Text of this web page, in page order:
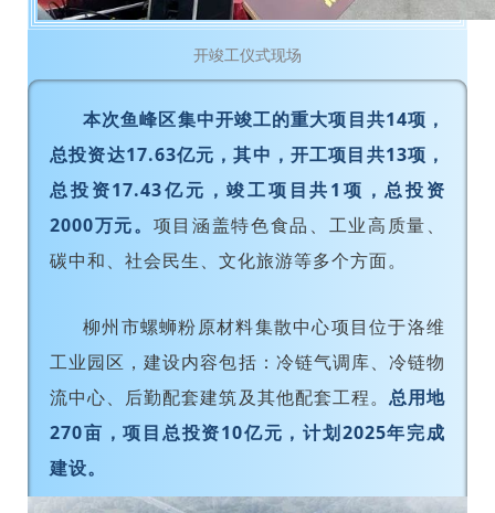
开竣工仪式现场
本次鱼峰区集中开竣工的重大项目共14项，
总投资达17.63亿元，其中，开工项目共13项，
总投资17.43亿元，竣工项目共1项，总投资
2000万元。 项目涵盖特色食品、工业高质量、
碳中和、社会民生、文化旅游等多个方面。
柳州市螺蛳粉原材料集散中心项目位于洛维
工业园区，建设内容包括：冷链气调库、冷链物
流中心、后勤配套建筑及其他配套工程。 总用地
270亩，项目总投资10亿元，计划2025年完成
建设。